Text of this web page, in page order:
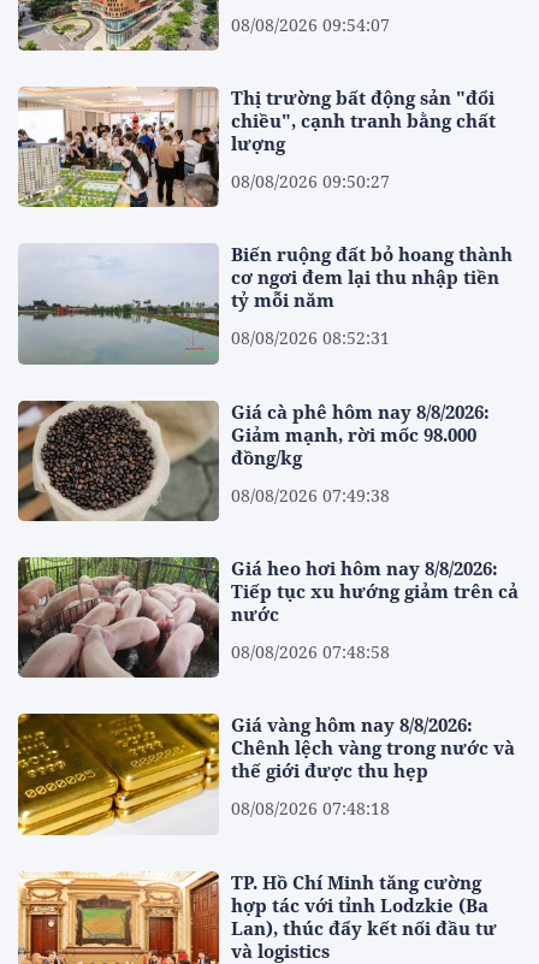
08/08/2026 09:54:07
Thị trường bất động sản "đổi
chiều", cạnh tranh bằng chất
lượng
08/08/2026 09:50:27
Biến ruộng đất bỏ hoang thành
cơ ngơi đem lại thu nhập tiền
tỷ mỗi năm
08/08/2026 08:52:31
Giá cà phê hôm nay 8/8/2026:
Giảm mạnh, rời mốc 98.000
đồng/kg
08/08/2026 07:49:38
Giá heo hơi hôm nay 8/8/2026:
Tiếp tục xu hướng giảm trên cả
nước
08/08/2026 07:48:58
Giá vàng hôm nay 8/8/2026:
Chênh lệch vàng trong nước và
thế giới được thu hẹp
08/08/2026 07:48:18
TP. Hồ Chí Minh tăng cường
hợp tác với tỉnh Lodzkie (Ba
Lan), thúc đẩy kết nối đầu tư
và logistics